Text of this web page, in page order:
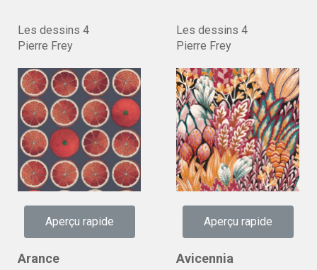
Les dessins 4
Pierre Frey
Les dessins 4
Pierre Frey
Aperçu rapide
Arance
Aperçu rapide
Avicennia